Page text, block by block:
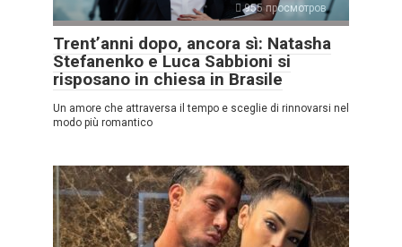
955 просмотров
Trent’anni dopo, ancora sì: Natasha
Stefanenko e Luca Sabbioni si
risposano in chiesa in Brasile
Un amore che attraversa il tempo e sceglie di rinnovarsi nel
modo più romantico